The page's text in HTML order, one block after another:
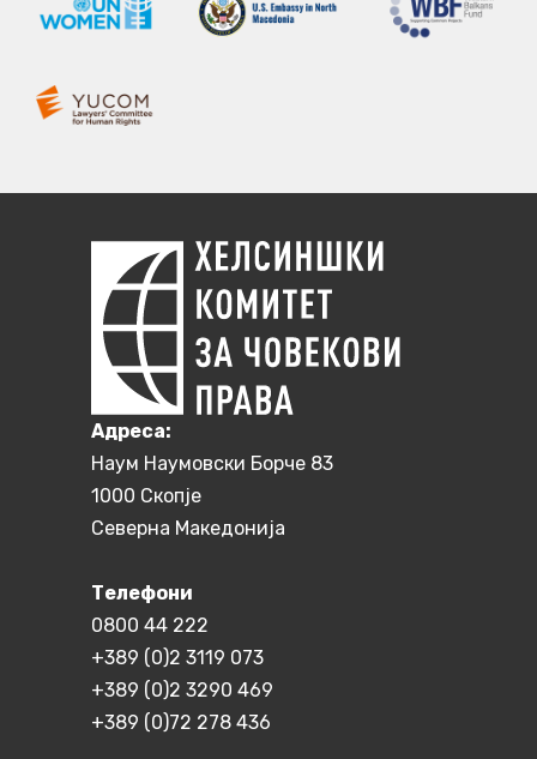
Aдреса:
Наум Наумовски Борче 83
1000 Скопје
Северна Македонија
Телефони
0800 44 222
+389 (0)2 3119 073
+389 (0)2 3290 469
+389 (0)72 278 436